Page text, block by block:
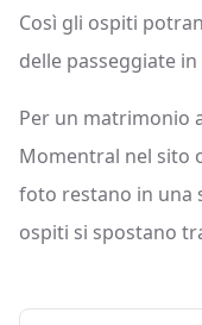
Così gli ospiti
delle passeggiate
Per un matrimonio
Momentral nel sito
foto restano in una
ospiti si spostano